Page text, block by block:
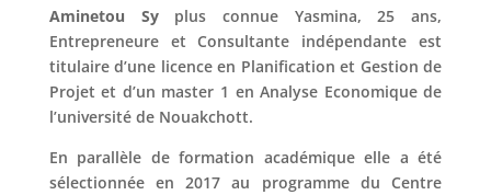
Aminetou Syplus connue Yasmina, 25 ans,
Entrepreneure et Consultante indépendante est
titulaire d’une licence en Planification et Gestion de
Projet et d’un master 1 en Analyse Economique de
l’université de Nouakchott.
En parallèle de formation académique elle a été
sélectionnée en 2017 au programme du Centre